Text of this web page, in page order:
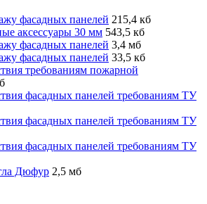
фасадных панелей 215,4 кб
аксессуары 30 мм 543,5 кб
фасадных панелей 3,4 мб
фасадных панелей 33,5 кб
требованиям пожарной
фасадных панелей требованиям ТУ
фасадных панелей требованиям ТУ
фасадных панелей требованиям ТУ
Дюфур 2,5 мб